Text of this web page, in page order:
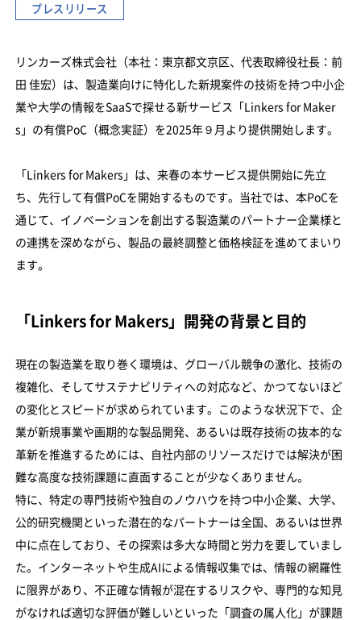
プレスリリース
リンカーズ株式会社（本社：東京都文京区、代表取締役社長：前
田 佳宏）は、製造業向けに特化した新規案件の技術を持つ中小企
業や大学の情報をSaaSで探せる新サービス「Linkers for Maker
s」の有償PoC（概念実証）を2025年９月より提供開始します。
「Linkers for Makers」は、来春の本サービス提供開始に先立
ち、先行して有償PoCを開始するものです。当社では、本PoCを
通じて、イノベーションを創出する製造業のパートナー企業様と
の連携を深めながら、製品の最終調整と価格検証を進めてまいり
ます。
「Linkers for Makers」開発の背景と目的
現在の製造業を取り巻く環境は、グローバル競争の激化、技術の
複雑化、そしてサステナビリティへの対応など、かつてないほど
の変化とスピードが求められています。このような状況下で、企
業が新規事業や画期的な製品開発、あるいは既存技術の抜本的な
革新を推進するためには、自社内部のリソースだけでは解決が困
難な高度な技術課題に直面することが少なくありません。
特に、特定の専門技術や独自のノウハウを持つ中小企業、大学、
公的研究機関といった潜在的なパートナーは全国、あるいは世界
中に点在しており、その探索は多大な時間と労力を要していまし
た。インターネットや生成AIによる情報収集では、情報の網羅性
に限界があり、不正確な情報が混在するリスクや、専門的な知見
がなければ適切な評価が難しいといった「調査の属人化」が課題